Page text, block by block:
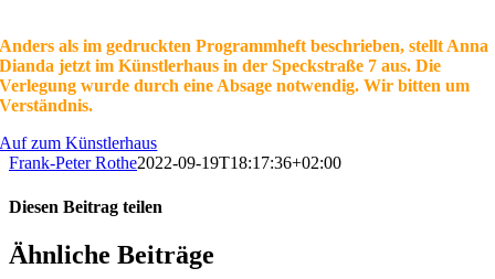
Anders als im gedruckten Programmheft beschrieben, stellt Anna
Dianda jetzt im Künstlerhaus in der Speckstraße 7 aus. Die
Verlegung wurde durch eine Absage notwendig. Wir bitten um
Verständnis.
Auf zum Künstlerhaus
Frank-Peter Rothe2022-09-19T18:17:36+02:00
Diesen Beitrag teilen
Facebook
X
WhatsApp
E-
Mail
Ähnliche Beiträge